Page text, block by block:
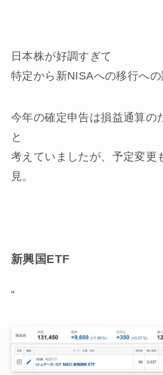
日本株が好調すぎて
特定から新NISAへの移行への
今年の確定申告は損益通算の
と
考えていましたが、予定変更
見。
新興国ETF
“